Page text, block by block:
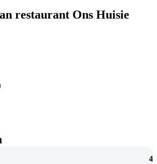
restaurant Ons Huisie
4